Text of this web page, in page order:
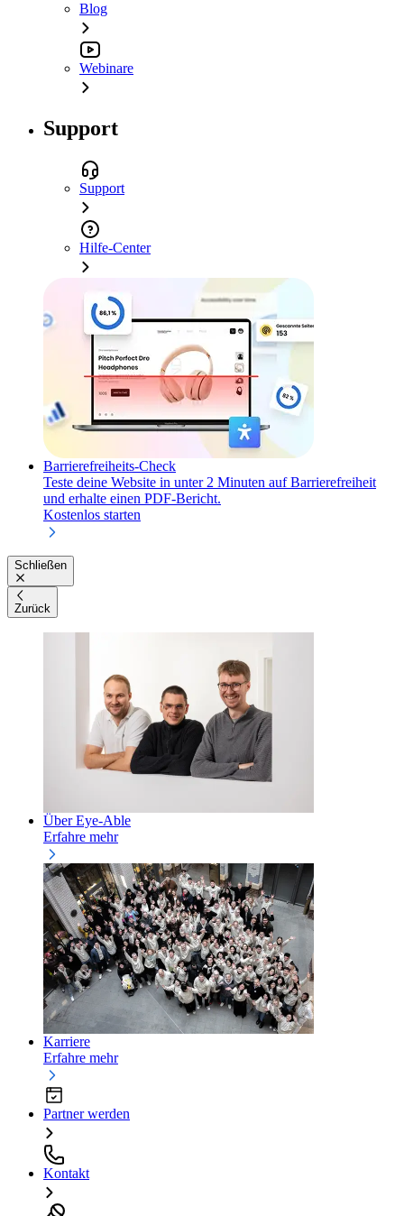
Blog
Webinare
Support
Support
Hilfe-Center
Barrierefreiheits-Check
Teste deine Website in unter 2 Minuten auf Barrierefreiheit
und erhalte einen PDF-Bericht.
Kostenlos starten
Schließen
Zurück
Über Eye-Able
Erfahre mehr
Karriere
Erfahre mehr
Partner werden
Kontakt